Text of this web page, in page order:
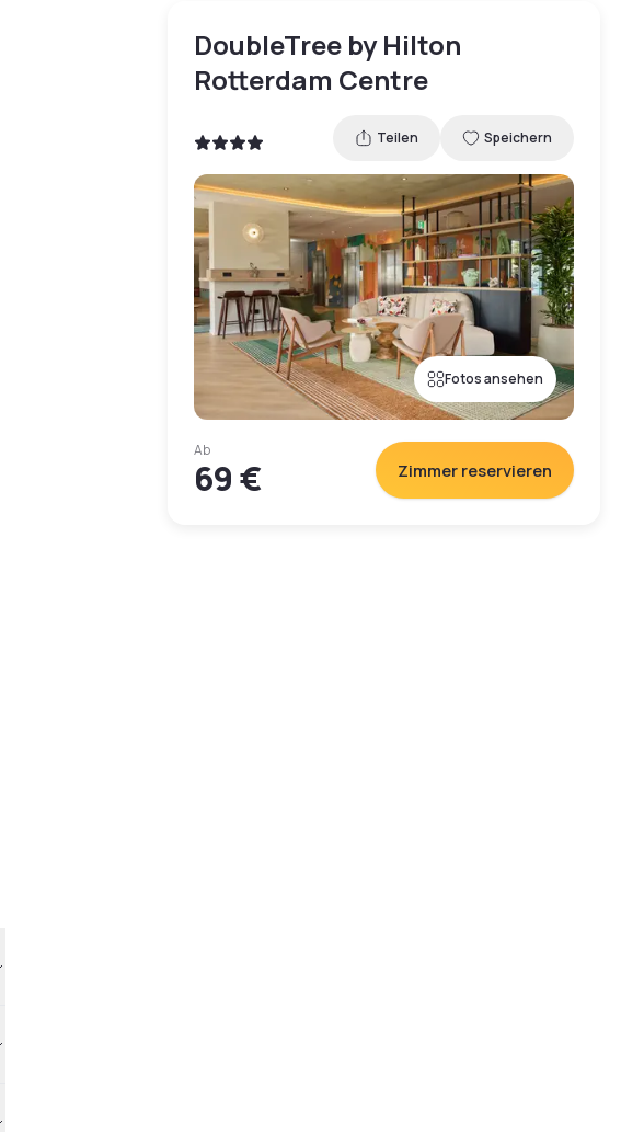
DoubleTree by Hilton
Rotterdam Centre
Teilen Speichern
Fotos ansehen
Ab
69 € Zimmer reservieren